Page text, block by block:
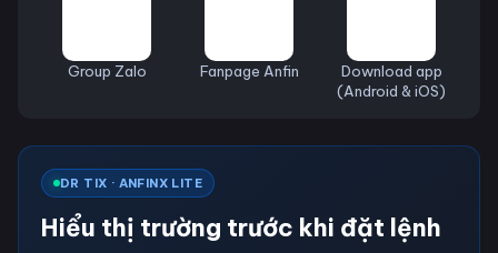
Group Zalo Fanpage Anfin
Download app
(Android & iOS)
DR TIX · ANFINX LITE
Hiểu thị trường trước khi đặt lệnh